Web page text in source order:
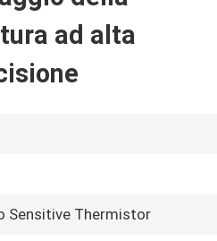
ad alta
Sensitive Thermistor